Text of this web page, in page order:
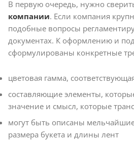
В первую очередь, нужно
компании. Если компания
подобные вопросы
документах. К оформлению и
сформулированы конкретные
цветовая гамма,
составляющие элементы,
значение и смысл, которые
могут быть описаны
размера букета и длины лент